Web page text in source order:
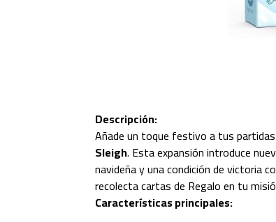
Descripción:
Añade un toque festivo a tus
Sleigh. Esta expansión introduce
navideña y una condición de victoria
recolecta cartas de Regalo en tu
Características principales: